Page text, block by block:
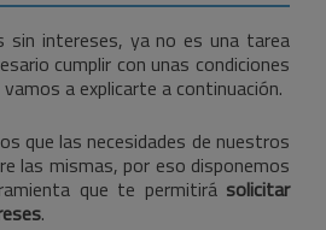
sin intereses, ya no es una tarea
cumplir con unas condiciones
a explicarte a continuación.
que las necesidades de nuestros
las mismas, por eso disponemos
que te permitirá solicitar
.